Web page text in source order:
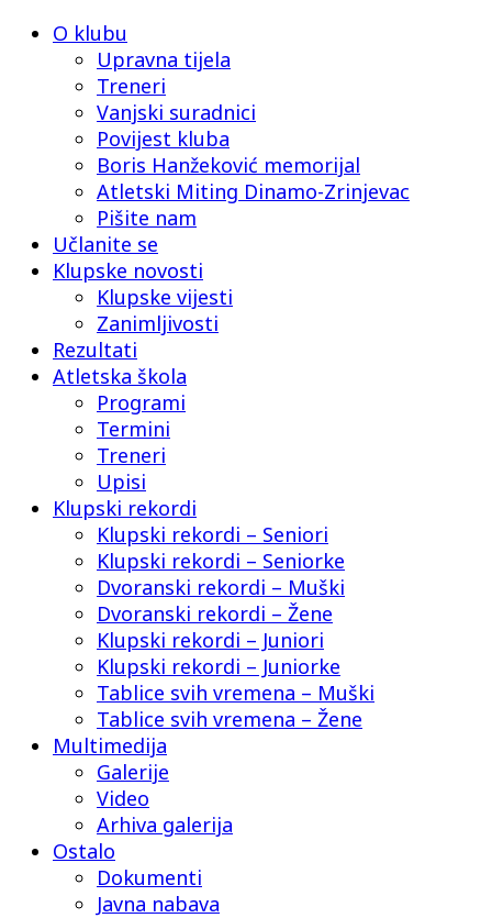
O klubu
Upravna tijela
Treneri
Vanjski suradnici
Povijest kluba
Boris Hanžeković memorijal
Atletski Miting Dinamo-Zrinjevac
Pišite nam
Učlanite se
Klupske novosti
Klupske vijesti
Zanimljivosti
Rezultati
Atletska škola
Programi
Termini
Treneri
Upisi
Klupski rekordi
Klupski rekordi – Seniori
Klupski rekordi – Seniorke
Dvoranski rekordi – Muški
Dvoranski rekordi – Žene
Klupski rekordi – Juniori
Klupski rekordi – Juniorke
Tablice svih vremena – Muški
Tablice svih vremena – Žene
Multimedija
Galerije
Video
Arhiva galerija
Ostalo
Dokumenti
Javna nabava